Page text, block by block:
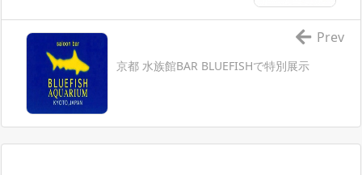
京都 水族館BAR BLUEFISHで特別展示
Prev